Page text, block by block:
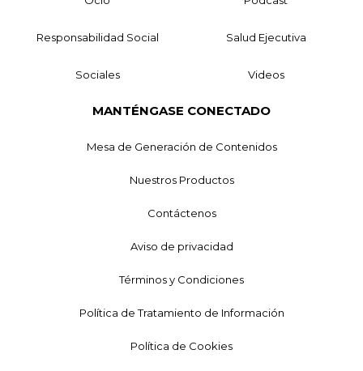
Responsabilidad Social Salud Ejecutiva
Sociales Videos
MANTÉNGASE CONECTADO
Mesa de Generación de Contenidos
Nuestros Productos
Contáctenos
Aviso de privacidad
Términos y Condiciones
Política de Tratamiento de Información
Política de Cookies